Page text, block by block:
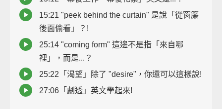
15:21 "peek behind the curtain" 是說「從窗簾
後面偷看」？!
25:14 "coming form" 這邊不是指「來自哪
裡」，而是...？
25:22「渴望」除了 "desire"，你還可以這樣說!
27:06「劇透」英文學起來!